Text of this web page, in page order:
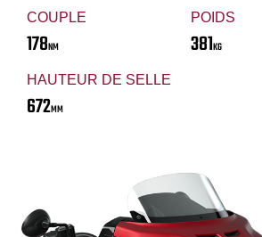
COUPLE
178NM
POIDS
381KG
HAUTEUR DE SELLE
672MM